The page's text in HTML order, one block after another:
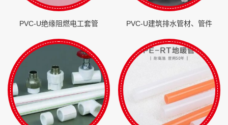
PVC-U绝缘阻燃电工套管 PVC-U建筑排水管材、管件